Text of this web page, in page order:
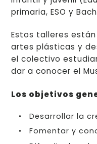
primaria, ESO y
Estos talleres
artes plásticas y
el colectivo
dar a conocer el
Los objetivos
Desarrollar la
Fomentar y